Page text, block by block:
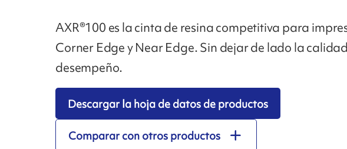
AXR®100 es la cinta de resina competitiva para
Corner Edge y Near Edge. Sin dejar de lado la
desempeño.
Descargar la hoja de datos de productos
Comparar con otros productos